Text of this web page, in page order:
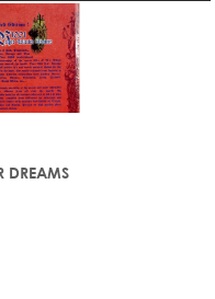
DREAMS